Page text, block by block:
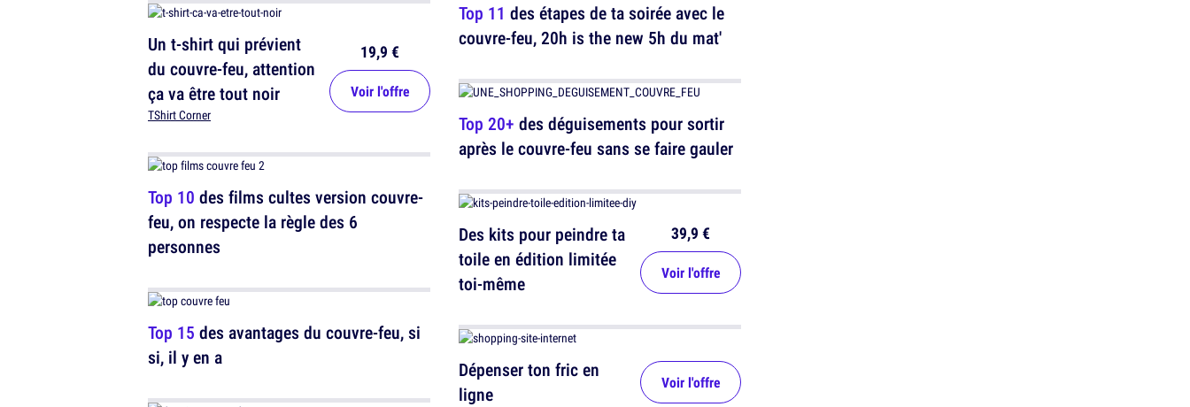
Un t-shirt qui prévient
du couvre-feu, attention
ça va être tout noir
TShirt Corner
19,9 €
Voir l'offre
Top 10 des films cultes version couvre-
feu, on respecte la règle des 6
personnes
Top 15 des avantages du couvre-feu, si
si, il y en a
Top 11 des étapes de ta soirée avec le
couvre-feu, 20h is the new 5h du mat'
Top 20+ des déguisements pour sortir
après le couvre-feu sans se faire gauler
Des kits pour peindre ta
toile en édition limitée
toi-même
39,9 €
Voir l'offre
Dépenser ton fric en
ligne
Voir l'offre